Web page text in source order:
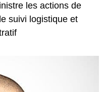
les actions de
suivi logistique et